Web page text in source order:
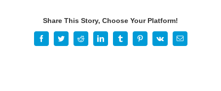
Share This Story, Choose Your Platform!
FacebookTwitterReddit LinkedInTumblrPinterest
Vk
E-
Mail